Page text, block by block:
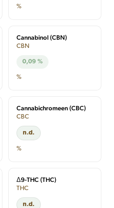
%
Cannabinol (CBN)
CBN
0,09 %
%
Cannabichromeen (CBC)
CBC
n.d.
%
Δ9-THC (THC)
THC
n.d.